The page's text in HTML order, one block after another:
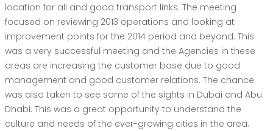
location for all and good transport links. The meeting
focused on reviewing 2013 operations and looking at
improvement points for the 2014 period and beyond. This
was a very successful meeting and the Agencies in these
areas are increasing the customer base due to good
management and good customer relations. The chance
was also taken to see some of the sights in Dubai and Abu
Dhabi. This was a great opportunity to understand the
culture and needs of the ever-growing cities in the area.